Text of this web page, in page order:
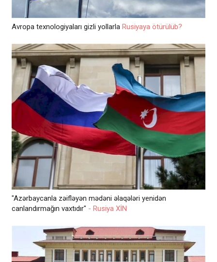
Avropa texnologiyaları gizli yollarla Rusiyaya ötürülüb?
"Azərbaycanla zəifləyən mədəni əlaqələri yenidən
canlandırmağın vaxtıdır" - Rusiya XİN